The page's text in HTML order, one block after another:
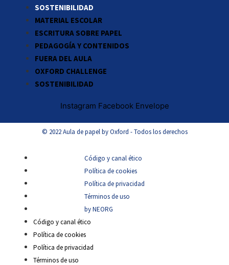
SOSTENIBILIDAD
MATERIAL ESCOLAR
ESCRITURA SOBRE PAPEL
PEDAGOGÍA Y CONTENIDOS
FUERA DEL AULA
OXFORD CHALLENGE
SOSTENIBILIDAD
Instagram Facebook Envelope
© 2022 Aula de papel by Oxford - Todos los derechos
Código y canal ético
Política de cookies
Política de privacidad
Términos de uso
by NEORG
Código y canal ético
Política de cookies
Política de privacidad
Términos de uso